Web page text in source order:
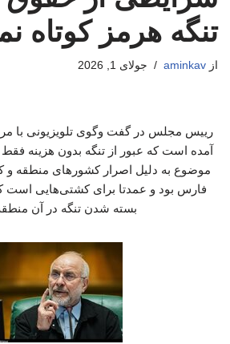
تنگه هرمز کوتاه
از aminkav جولای 1, 2026
‏رییس مجلس در گفت وگوی تلویزیونی با
موضوع به دلیل اصرار کشورهای منطقه
فارس بود و عمدتا برای کشتی‌هایی است
بسته شدن تنگه در آن